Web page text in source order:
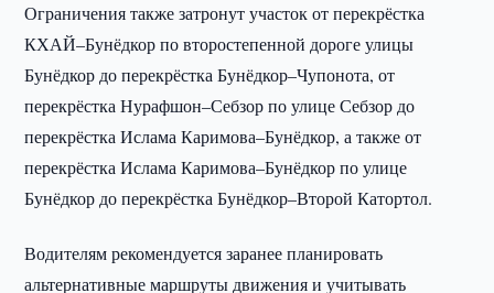
Ограничения также затронут участок от перекрёстка
КХАЙ–Бунёдкор по второстепенной дороге улицы
Бунёдкор до перекрёстка Бунёдкор–Чупонота, от
перекрёстка Нурафшон–Себзор по улице Себзор до
перекрёстка Ислама Каримова–Бунёдкор, а также от
перекрёстка Ислама Каримова–Бунёдкор по улице
Бунёдкор до перекрёстка Бунёдкор–Второй Катортол.
Водителям рекомендуется заранее планировать
альтернативные маршруты движения и учитывать